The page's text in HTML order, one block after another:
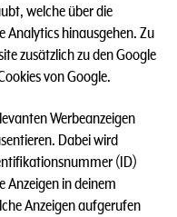
welche über die
hinausgehen. Zu
zusätzlich zu den Google
von Google.
Werbeanzeigen
Dabei wird
(ID)
Anzeigen in deinem
Anzeigen aufgerufen